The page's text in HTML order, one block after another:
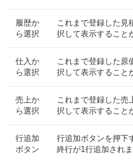
履歴か
ら選択
これまで登録した見
択して表示すること
仕入か
ら選択
これまで登録した原
択して表示すること
売上か
ら選択
これまで登録した売
択して表示すること
行追加
ボタン
行追加ボタンを押下
終行が1行追加されま